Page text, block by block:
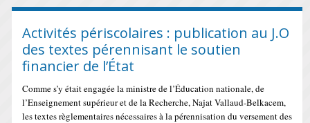
Activités périscolaires : publication au J.O
des textes pérennisant le soutien
financier de l’État
Comme s’y était engagée la ministre de l’Éducation nationale, de
l’Enseignement supérieur et de la Recherche, Najat Vallaud-Belkacem,
les textes règlementaires nécessaires à la pérennisation du versement des